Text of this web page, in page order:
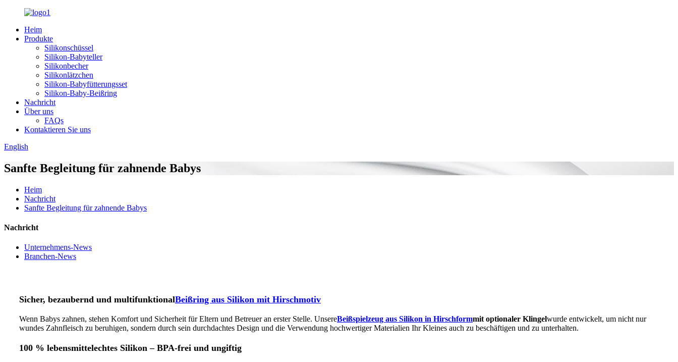
Heim
Produkte
Silikonschüssel
Silikon-Babyteller
Silikonbecher
Silikonlätzchen
Silikon-Babyfütterungsset
Silikon-Baby-Beißring
Nachricht
Über uns
FAQs
Kontaktieren Sie uns
English
Sanfte Begleitung für zahnende Babys
Heim
Nachricht
Sanfte Begleitung für zahnende Babys
Nachricht
Unternehmens-News
Branchen-News
Sicher, bezaubernd und multifunktionalBeißring aus Silikon mit Hirschmotiv
Wenn Babys zahnen, stehen Komfort und Sicherheit für Eltern und Betreuer an erster Stelle. UnsereBeißspielzeug aus Silikon in Hirschformmit optionaler Klingelwurde entwickelt, um nicht nur
wundes Zahnfleisch zu beruhigen, sondern durch sein durchdachtes Design und die Verwendung hochwertiger Materialien Ihr Kleines auch zu beschäftigen und zu unterhalten.
100 % lebensmittelechtes Silikon – BPA-frei und ungiftig